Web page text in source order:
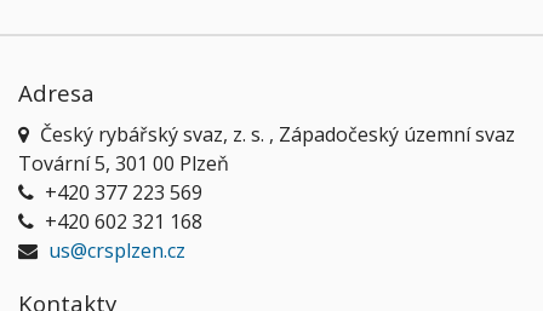
Adresa
Český rybářský svaz, z. s. , Západočeský územní svaz
Tovární 5, 301 00 Plzeň
+420 377 223 569
+420 602 321 168
us@crsplzen.cz
Kontakty